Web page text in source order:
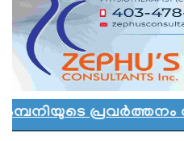
പ്രവർത്തനം